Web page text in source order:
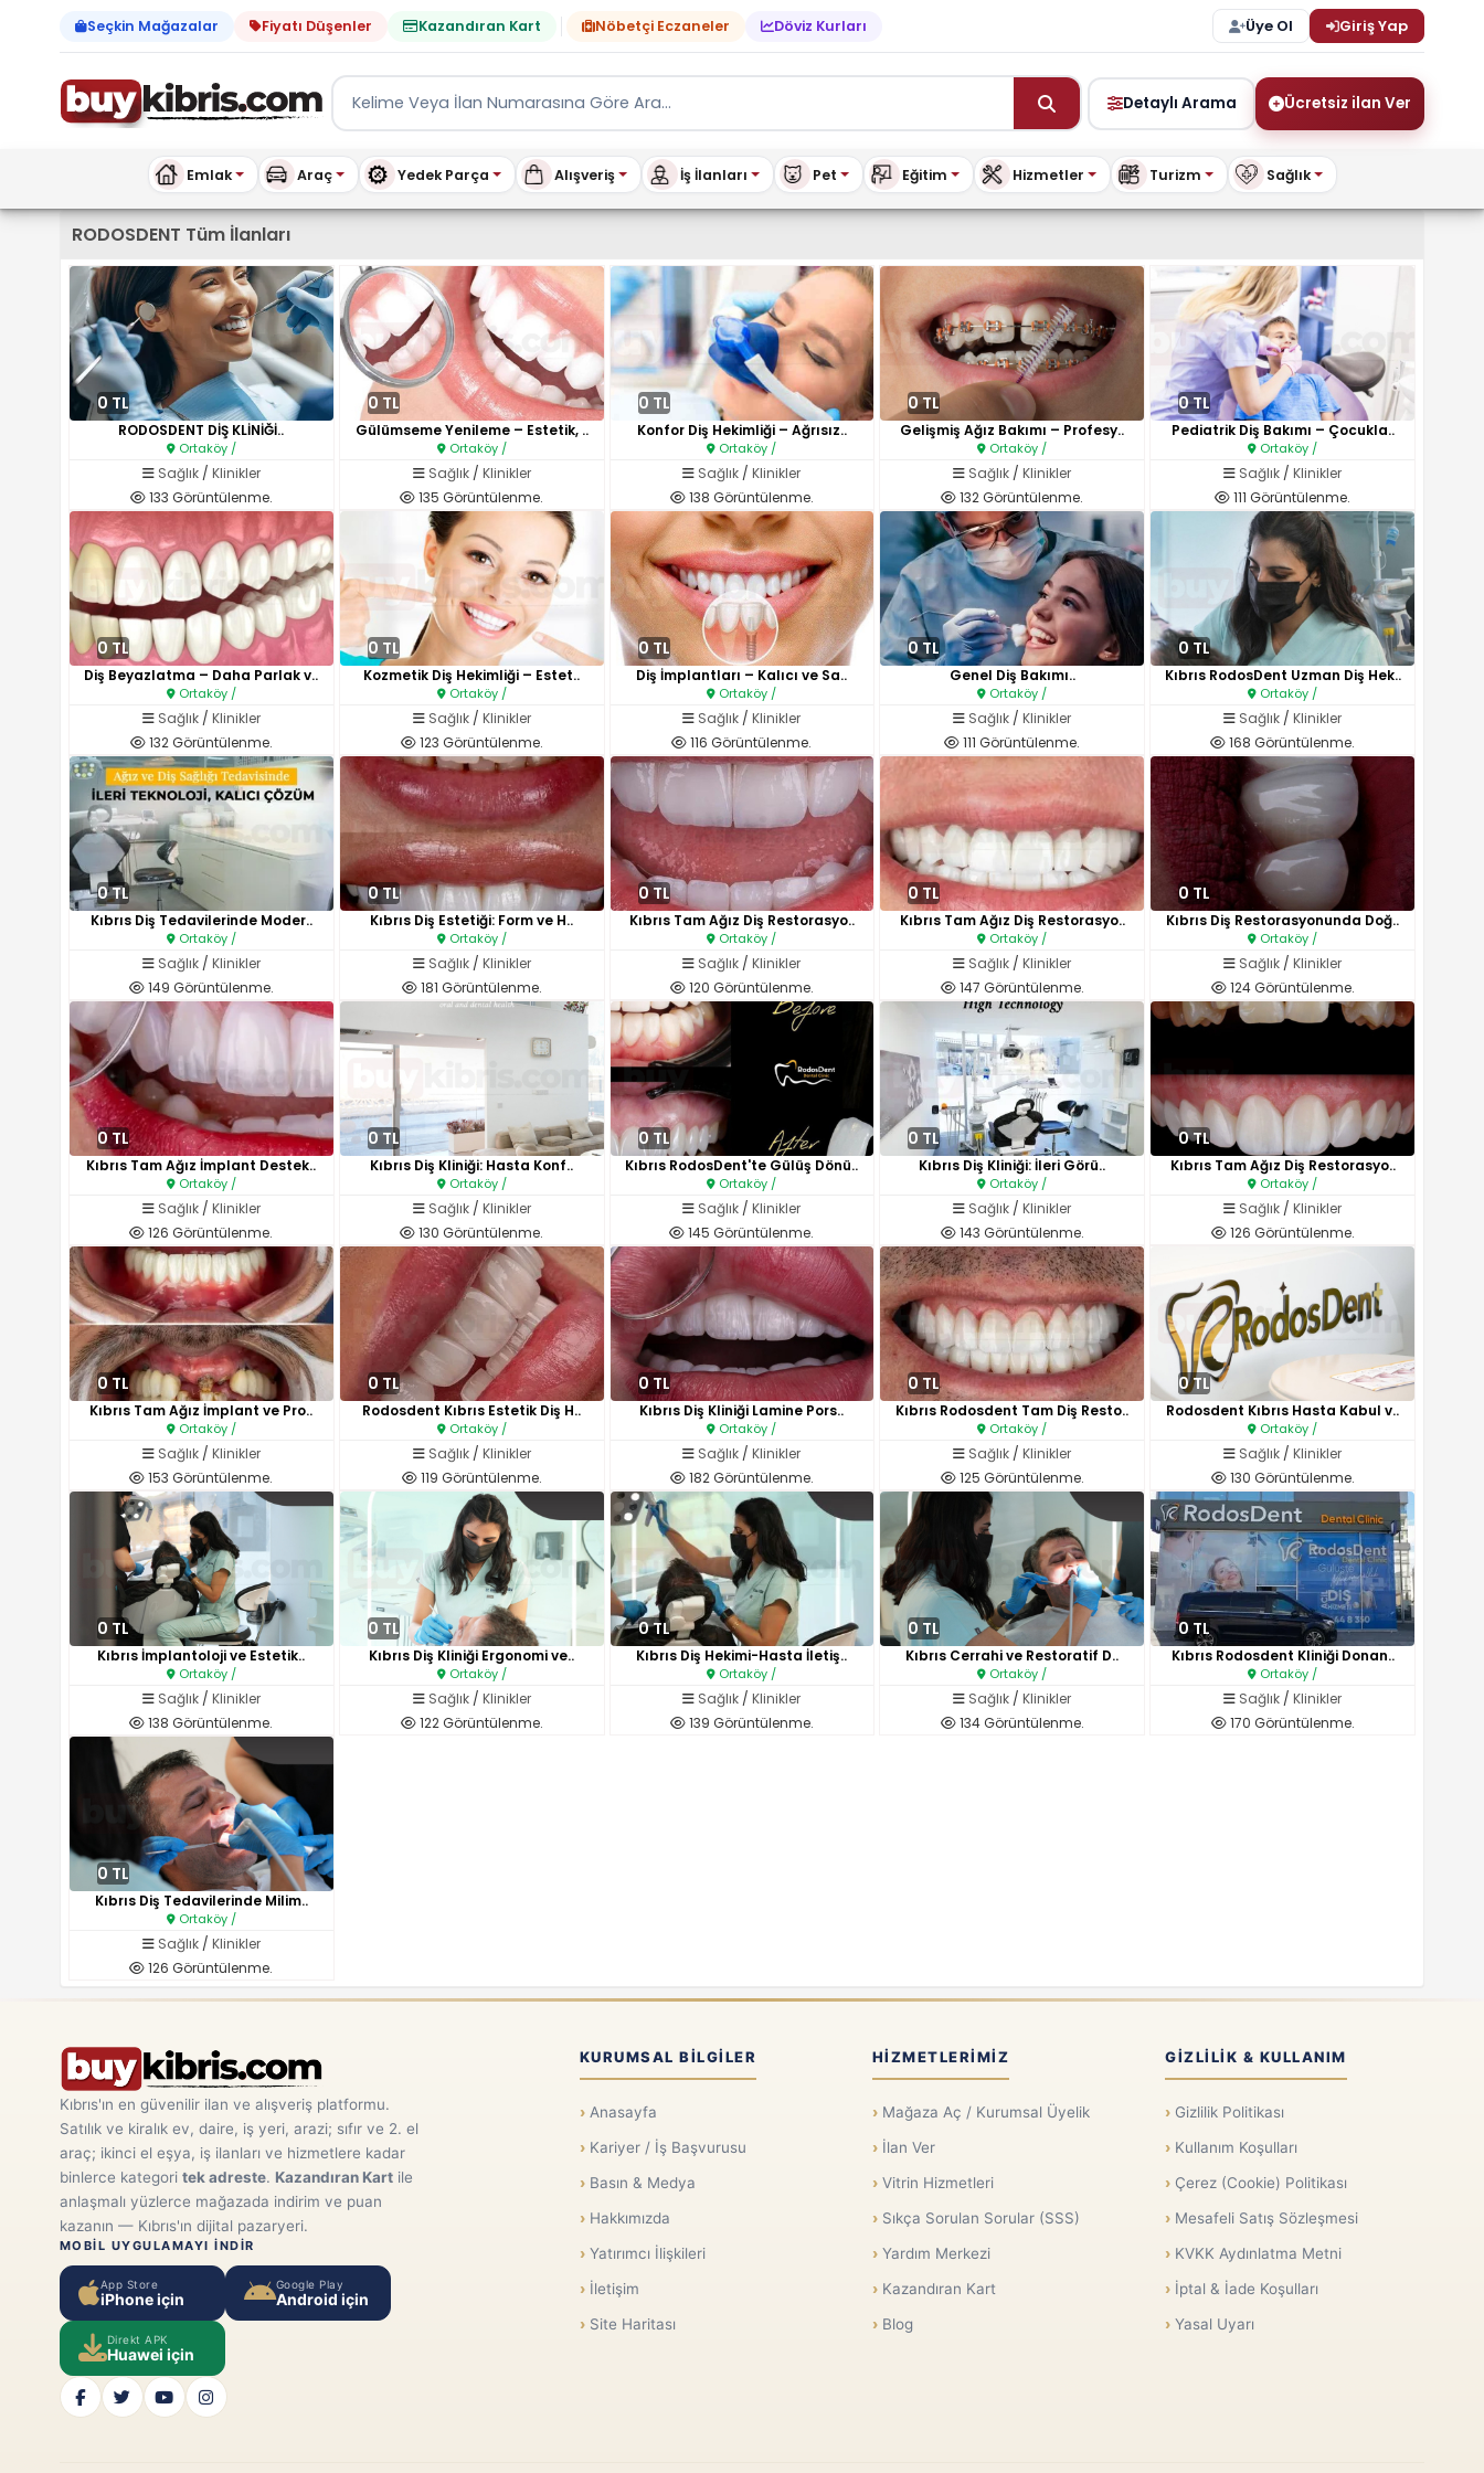
Seçkin Mağazalar Fiyatı Düşenler Kazandıran Kart Nöbetçi Eczaneler Döviz Kurları Üye Ol Giriş Yap
Detaylı Arama Ücretsiz ilan Ver
Emlak Araç Yedek Parça Alışveriş İş İlanları Pet Eğitim Hizmetler Turizm Sağlık
Kıbrıs İlan Platformu | Satılık & Kiralık Ev, Araç, Eşya ve Daha Fazlası –
RODOSDENT Tüm İlanları
0 TL
RODOSDENT DİŞ KLİNİĞİ..
Ortaköy /
Sağlık/ Klinikler
133 Görüntülenme.
0 TL
Gülümseme Yenileme – Estetik, ..
Ortaköy /
Sağlık/ Klinikler
135 Görüntülenme.
0 TL
Konfor Diş Hekimliği – Ağrısız..
Ortaköy /
Sağlık /Klinikler
138 Görüntülenme.
0 TL
Gelişmiş Ağız Bakımı – Profesy..
Ortaköy /
Sağlık /Klinikler
132 Görüntülenme.
0 TL
Pediatrik Diş Bakımı – Çocukla..
Ortaköy /
Sağlık /Klinikler
111 Görüntülenme.
0 TL
Diş Beyazlatma – Daha Parlak v..
Ortaköy /
Sağlık/ Klinikler
132 Görüntülenme.
0 TL
Kozmetik Diş Hekimliği – Estet..
Ortaköy /
Sağlık/ Klinikler
123 Görüntülenme.
0 TL
Diş İmplantları – Kalıcı ve Sa..
Ortaköy /
Sağlık /Klinikler
116 Görüntülenme.
0 TL
Genel Diş Bakımı..
Ortaköy /
Sağlık /Klinikler
111 Görüntülenme.
0 TL
Kıbrıs RodosDent Uzman Diş Hek..
Ortaköy /
Sağlık /Klinikler
168 Görüntülenme.
0 TL
Kıbrıs Diş Tedavilerinde Moder..
Ortaköy /
Sağlık/ Klinikler
149 Görüntülenme.
0 TL
Kıbrıs Diş Estetiği: Form ve H..
Ortaköy /
Sağlık/ Klinikler
181 Görüntülenme.
0 TL
Kıbrıs Tam Ağız Diş Restorasyo..
Ortaköy /
Sağlık /Klinikler
120 Görüntülenme.
0 TL
Kıbrıs Tam Ağız Diş Restorasyo..
Ortaköy /
Sağlık /Klinikler
147 Görüntülenme.
0 TL
Kıbrıs Diş Restorasyonunda Doğ..
Ortaköy /
Sağlık /Klinikler
124 Görüntülenme.
0 TL
Kıbrıs Tam Ağız İmplant Destek..
Ortaköy /
Sağlık/ Klinikler
126 Görüntülenme.
0 TL
Kıbrıs Diş Kliniği: Hasta Konf..
Ortaköy /
Sağlık/ Klinikler
130 Görüntülenme.
0 TL
Kıbrıs RodosDent'te Gülüş Dönü..
Ortaköy /
Sağlık /Klinikler
145 Görüntülenme.
0 TL
Kıbrıs Diş Kliniği: İleri Görü..
Ortaköy /
Sağlık /Klinikler
143 Görüntülenme.
0 TL
Kıbrıs Tam Ağız Diş Restorasyo..
Ortaköy /
Sağlık /Klinikler
126 Görüntülenme.
0 TL
Kıbrıs Tam Ağız İmplant ve Pro..
Ortaköy /
Sağlık/ Klinikler
153 Görüntülenme.
0 TL
Rodosdent Kıbrıs Estetik Diş H..
Ortaköy /
Sağlık/ Klinikler
119 Görüntülenme.
0 TL
Kıbrıs Diş Kliniği Lamine Pors..
Ortaköy /
Sağlık /Klinikler
182 Görüntülenme.
0 TL
Kıbrıs Rodosdent Tam Diş Resto..
Ortaköy /
Sağlık /Klinikler
125 Görüntülenme.
0 TL
Rodosdent Kıbrıs Hasta Kabul v..
Ortaköy /
Sağlık /Klinikler
130 Görüntülenme.
0 TL
Kıbrıs İmplantoloji ve Estetik..
Ortaköy /
Sağlık/ Klinikler
138 Görüntülenme.
0 TL
Kıbrıs Diş Kliniği Ergonomi ve..
Ortaköy /
Sağlık/ Klinikler
122 Görüntülenme.
0 TL
Kıbrıs Diş Hekimi-Hasta İletiş..
Ortaköy /
Sağlık /Klinikler
139 Görüntülenme.
0 TL
Kıbrıs Cerrahi ve Restoratif D..
Ortaköy /
Sağlık /Klinikler
134 Görüntülenme.
0 TL
Kıbrıs Rodosdent Kliniği Donan..
Ortaköy /
Sağlık /Klinikler
170 Görüntülenme.
0 TL
Kıbrıs Diş Tedavilerinde Milim..
Ortaköy /
Sağlık/ Klinikler
126 Görüntülenme.
Kıbrıs'ın en güvenilir ilan ve alışveriş platformu.
Satılık ve kiralık ev, daire, iş yeri, arazi; sıfır ve 2. el
araç; ikinci el eşya, iş ilanları ve hizmetlere kadar
binlerce kategori tek adreste. Kazandıran Kartile
anlaşmalı yüzlerce mağazada indirim ve puan
kazanın — Kıbrıs'ın dijital pazaryeri.
MOBIL UYGULAMAYI INDIR
App Store
iPhone için
Google Play
Android için
Direkt APK
Huawei için
KURUMSAL BILGILER
Anasayfa
Kariyer / İş Başvurusu
Basın & Medya
Hakkımızda
Yatırımcı İlişkileri
İletişim
Site Haritası
HIZMETLERIMIZ
Mağaza Aç / Kurumsal Üyelik
İlan Ver
Vitrin Hizmetleri
Sıkça Sorulan Sorular (SSS)
Yardım Merkezi
Kazandıran Kart
Blog
GIZLILIK & KULLANIM
Gizlilik Politikası
Kullanım Koşulları
Çerez (Cookie) Politikası
Mesafeli Satış Sözleşmesi
KVKK Aydınlatma Metni
İptal & İade Koşulları
Yasal Uyarı